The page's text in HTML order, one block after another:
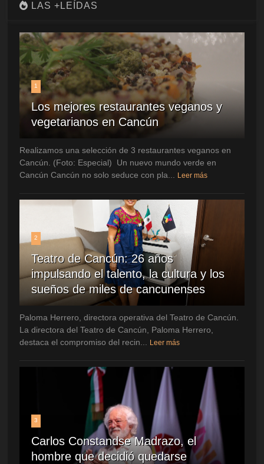
LAS +LEÍDAS
1
Los mejores restaurantes veganos y
vegetarianos en Cancún
Realizamos una selección de 3 restaurantes veganos en
Cancún. (Foto: Especial) Un nuevo mundo verde en
Cancún Cancún no solo seduce con pla...
Leer más
2
Teatro de Cancún: 26 años
impulsando el talento, la cultura y los
sueños de miles de cancunenses
Paloma Herrero, directora operativa del Teatro de Cancún.
La directora del Teatro de Cancún, Paloma Herrero,
destaca el compromiso del recin...
Leer más
3
Carlos Constandse Madrazo, el
hombre que decidió quedarse